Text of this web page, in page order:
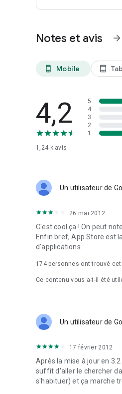
Notes et avis arrow_forward
phone_android Mobile tablet_android
4,2
1,24 kavis
5
4
3
2
1
Un utilisateur de
26 mai 2012
C'est cool ça ! On peut
Enfin bref, App Store est
d'applications.
174personnes ont trouvé
Ce contenu vous a-t-il été
Un utilisateur de
17 février 2012
Après la mise à jour en
suffit d'aller le chercher
s'habituer) et ça marche